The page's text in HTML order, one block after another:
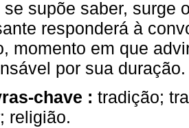
se supõe saber, surge
responderá à
momento em que
por sua duração.
chave : tradição;
religião.